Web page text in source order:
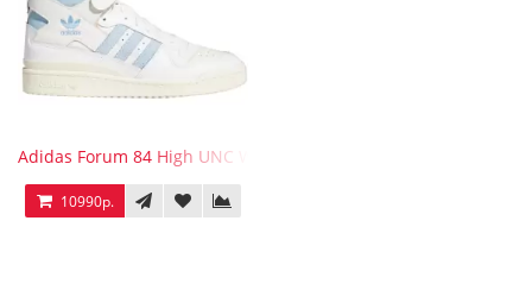
Adidas Forum 84 High UNC White Blue
10990р.